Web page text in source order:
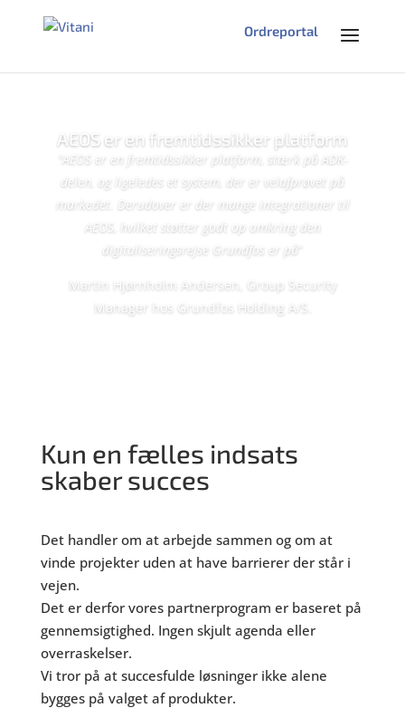
Ordreportal
AEOS er en fremtidssikker platform
"AEOS er en fremtidssikker platform, stærk på ADK-
delen, og ligeledes et system, der er velafprøvet på
markedet. Derudover er der mange integrationer til
AEOS, hvilket støtter godt op omkring den
digitaliseringsrejse Grundfos er på
Martin Hjørnholm Andersen, Group Security
Manager hos Grundfos Holding A/S.
Kun en fælles indsats
skaber succes
Det handler om at arbejde sammen og om at
vinde projekter uden at have barrierer der står i
vejen.
Det er derfor vores partnerprogram er baseret på
gennemsigtighed. Ingen skjult agenda eller
overraskelser.
Vi tror på at succesfulde løsninger ikke alene
bygges på valget af produkter.